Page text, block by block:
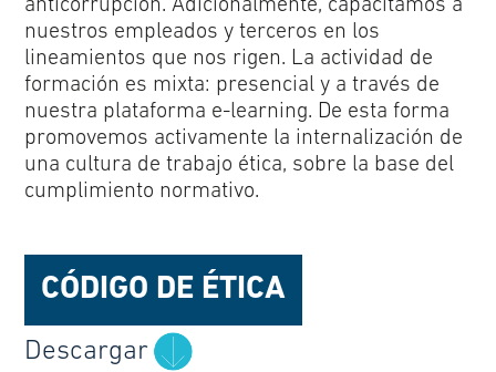
anticorrupción. Adicionalmente, capacitamos a
nuestros empleados y terceros en los
lineamientos que nos rigen. La actividad de
formación es mixta: presencial y a través de
nuestra plataforma e-learning. De esta forma
promovemos activamente la internalización de
una cultura de trabajo ética, sobre la base del
cumplimiento normativo.
CÓDIGO DE ÉTICA
Descargar